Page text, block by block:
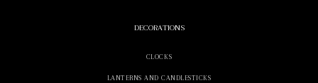
DECORATIONS
CLOCKS
LANTERNS AND CANDLESTICKS